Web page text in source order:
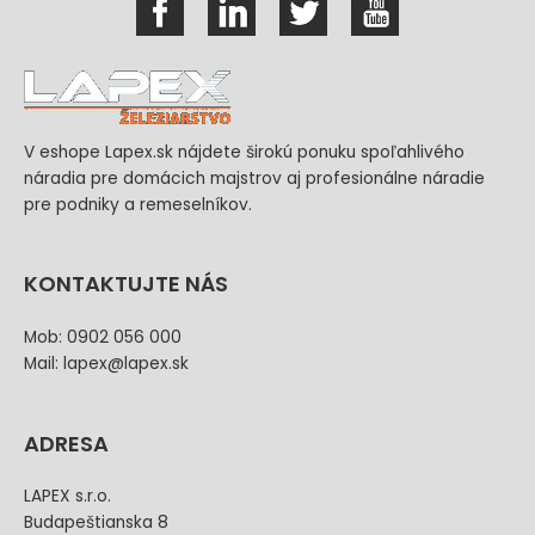
V eshope Lapex.sk nájdete širokú ponuku spoľahlivého
náradia pre domácich majstrov aj profesionálne náradie
pre podniky a remeselníkov.
KONTAKTUJTE NÁS
Mob: 0902 056 000
Mail: lapex@lapex.sk
ADRESA
LAPEX s.r.o.
Budapeštianska 8